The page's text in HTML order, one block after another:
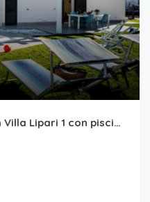
Residence Salinelle Beach Villa Lipari 1 con piscina esclusiva